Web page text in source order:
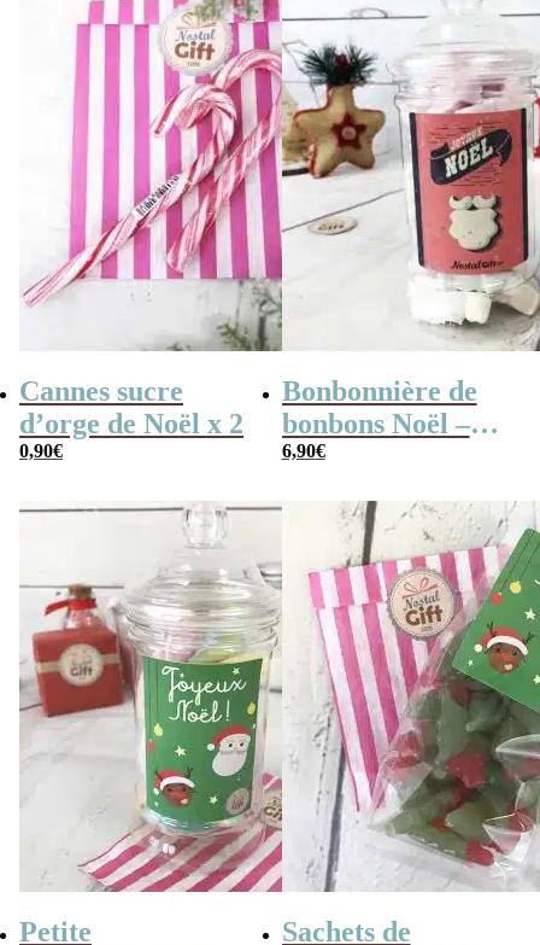
Cannes sucre
d’orge de Noël x 2
0,90€
Bonbonnière de
bonbons Noël –
Jesus meringue x
6,90€
Petite
Sachets de